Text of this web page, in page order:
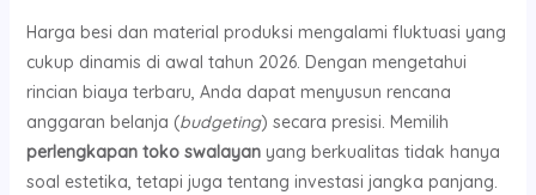
Harga besi dan material produksi mengalami fluktuasi yang
cukup dinamis di awal tahun 2026. Dengan mengetahui
rincian biaya terbaru, Anda dapat menyusun rencana
anggaran belanja (budgeting) secara presisi. Memilih
perlengkapan toko swalayanyang berkualitas tidak hanya
soal estetika, tetapi juga tentang investasi jangka panjang.